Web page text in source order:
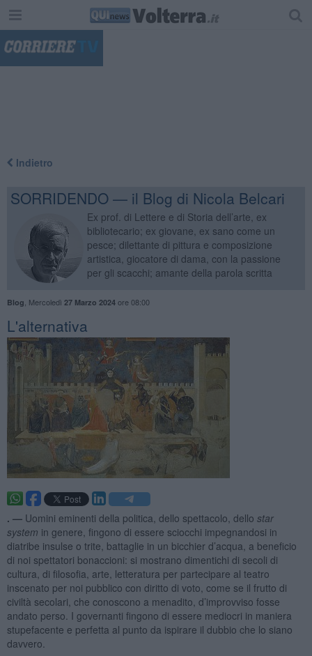
Indietro
SORRIDENDO — il Blog di Nicola Belcari
Ex prof. di Lettere e di Storia dell’arte, ex
bibliotecario; ex giovane, ex sano come un
pesce; dilettante di pittura e composizione
artistica, giocatore di dama, con la passione
per gli scacchi; amante della parola scritta
Blog Mercoledì 27 Marzo 2024ore 08:00
L'alternativa
. — Uomini eminenti della politica, dello spettacolo, dello star
system in genere, fingono di essere sciocchi impegnandosi in
diatribe insulse o trite, battaglie in un bicchier d’acqua, a beneficio
di noi spettatori bonaccioni: si mostrano dimentichi di secoli di
cultura, di filosofia, arte, letteratura per partecipare al teatro
inscenato per noi pubblico con diritto di voto, come se il frutto di
civiltà secolari, che conoscono a menadito, d’improvviso fosse
andato perso. I governanti fingono di essere mediocri in maniera
stupefacente e perfetta al punto da ispirare il dubbio che lo siano
davvero.